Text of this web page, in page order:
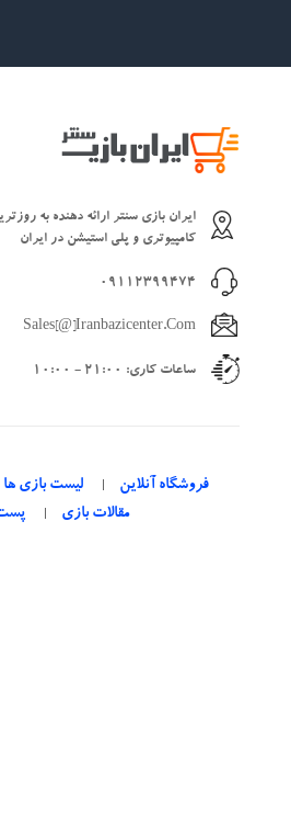
ایران بازی سنتر ارائه دهنده به
کامپیوتری و پلی استیشن در ایران
09112399474
Sales[@]iranbazicenter.com
ساعات کاری: 21:00 - 10:00
فروشگاه آنلاین لیست بازی ها
مقالات بازی
پست